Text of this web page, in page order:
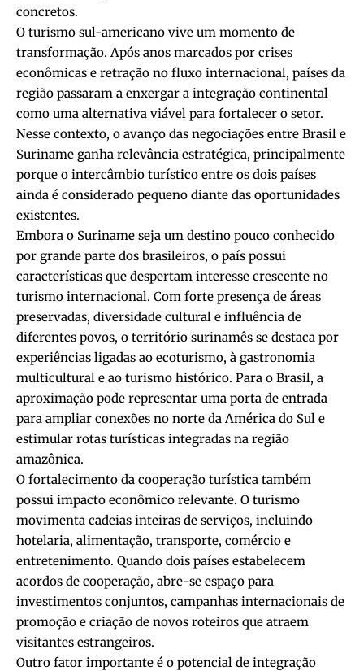
concretos.
O turismo sul-americano vive um momento de
transformação. Após anos marcados por crises
econômicas e retração no fluxo internacional, países da
região passaram a enxergar a integração continental
como uma alternativa viável para fortalecer o setor.
Nesse contexto, o avanço das negociações entre Brasil e
Suriname ganha relevância estratégica, principalmente
porque o intercâmbio turístico entre os dois países
ainda é considerado pequeno diante das oportunidades
existentes.
Embora o Suriname seja um destino pouco conhecido
por grande parte dos brasileiros, o país possui
características que despertam interesse crescente no
turismo internacional. Com forte presença de áreas
preservadas, diversidade cultural e influência de
diferentes povos, o território surinamês se destaca por
experiências ligadas ao ecoturismo, à gastronomia
multicultural e ao turismo histórico. Para o Brasil, a
aproximação pode representar uma porta de entrada
para ampliar conexões no norte da América do Sul e
estimular rotas turísticas integradas na região
amazônica.
O fortalecimento da cooperação turística também
possui impacto econômico relevante. O turismo
movimenta cadeias inteiras de serviços, incluindo
hotelaria, alimentação, transporte, comércio e
entretenimento. Quando dois países estabelecem
acordos de cooperação, abre-se espaço para
investimentos conjuntos, campanhas internacionais de
promoção e criação de novos roteiros que atraem
visitantes estrangeiros.
Outro fator importante é o potencial de integração